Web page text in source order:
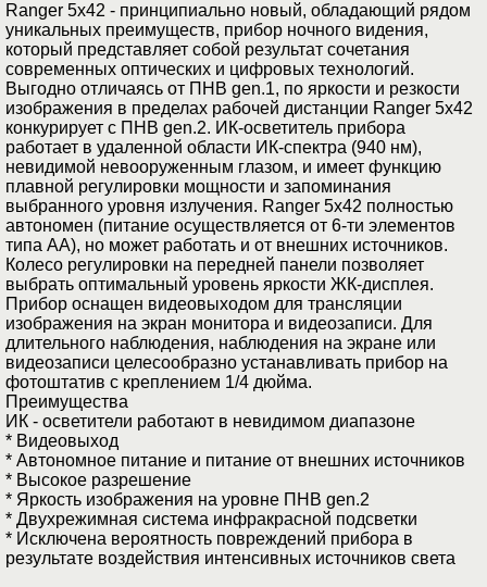
Ranger 5x42 - принципиально новый, обладающий рядом
уникальных преимуществ, прибор ночного видения,
который представляет собой результат сочетания
современных оптических и цифровых технологий.
Выгодно отличаясь от ПНВ gen.1, по яркости и резкости
изображения в пределах рабочей дистанции Ranger 5x42
конкурирует с ПНВ gen.2. ИК-осветитель прибора
работает в удаленной области ИК-спектра (940 нм),
невидимой невооруженным глазом, и имеет функцию
плавной регулировки мощности и запоминания
выбранного уровня излучения. Ranger 5x42 полностью
автономен (питание осуществляется от 6-ти элементов
типа АА), но может работать и от внешних источников.
Колесо регулировки на передней панели позволяет
выбрать оптимальный уровень яркости ЖК-дисплея.
Прибор оснащен видеовыходом для трансляции
изображения на экран монитора и видеозаписи. Для
длительного наблюдения, наблюдения на экране или
видеозаписи целесообразно устанавливать прибор на
фотоштатив с креплением 1/4 дюйма.
Преимущества
ИК - осветители работают в невидимом диапазоне
* Видеовыход
* Автономное питание и питание от внешних источников
* Высокое разрешение
* Яркость изображения на уровне ПНВ gen.2
* Двухрежимная система инфракрасной подсветки
* Исключена вероятность повреждений прибора в
результате воздействия интенсивных источников света